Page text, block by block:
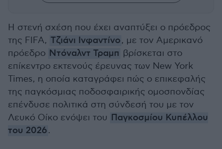
Η στενή σχέση που έχει αναπτύξει ο πρόεδρος
της FIFA, Τζιάνι Ινφαντίνο, με τον Αμερικανό
πρόεδρο Ντόναλντ Τραμπ βρίσκεται στο
επίκεντρο εκτενούς έρευνας των New York
Times, η οποία καταγράφει πώς ο επικεφαλής
της παγκόσμιας ποδοσφαιρικής ομοσπονδίας
επένδυσε πολιτικά στη σύνδεσή του με τον
Λευκό Οίκο ενόψει του Παγκοσμίου Κυπέλλου
του 2026.